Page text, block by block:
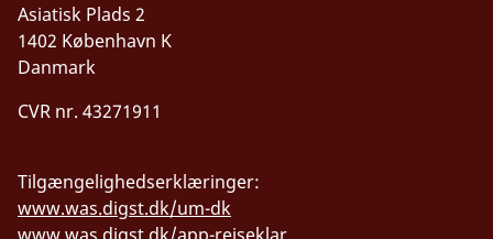
Asiatisk Plads 2
1402 København K
Danmark
CVR nr. 43271911
Tilgængelighedserklæringer:
www.was.digst.dk/um-dk